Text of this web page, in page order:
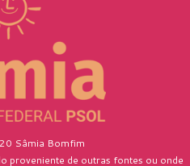
Sâmia Bomfim
proveniente de outras fontes ou onde